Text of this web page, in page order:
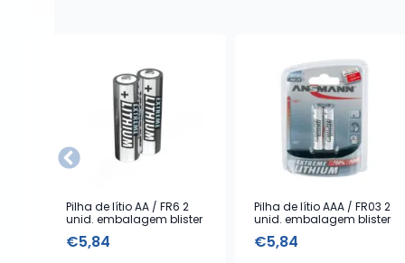
Pilha de lítio AA / FR6 2
unid. embalagem blister
€5,84
Pilha de lítio AAA / FR03 2
unid. embalagem blister
€5,84